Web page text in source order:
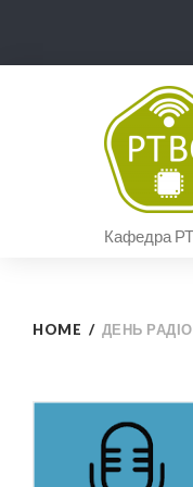
content
Кафедра
HOME / ДЕНЬ РАДІО